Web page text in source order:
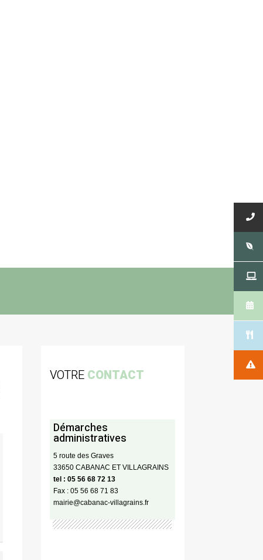
VOTRE CONTACT
Démarches
administratives
5 route des Graves
33650 CABANAC ET VILLAGRAINS
tel : 05 56 68 72 13
Fax : 05 56 68 71 83
mairie@cabanac-villagrains.fr